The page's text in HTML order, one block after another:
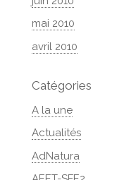
mai 2010
avril 2010
Catégories
A la une
Actualités
AdNatura